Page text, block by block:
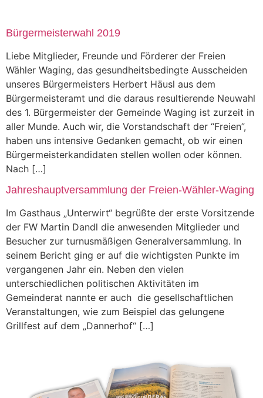
Bürgermeisterwahl 2019
Liebe Mitglieder, Freunde und Förderer der Freien
Wähler Waging, das gesundheitsbedingte Ausscheiden
unseres Bürgermeisters Herbert Häusl aus dem
Bürgermeisteramt und die daraus resultierende Neuwahl
des 1. Bürgermeister der Gemeinde Waging ist zurzeit in
aller Munde. Auch wir, die Vorstandschaft der “Freien”,
haben uns intensive Gedanken gemacht, ob wir einen
Bürgermeisterkandidaten stellen wollen oder können.
Nach […]
Jahreshauptversammlung der Freien-Wähler-Waging
Im Gasthaus „Unterwirt“ begrüßte der erste Vorsitzende
der FW Martin Dandl die anwesenden Mitglieder und
Besucher zur turnusmäßigen Generalversammlung. In
seinem Bericht ging er auf die wichtigsten Punkte im
vergangenen Jahr ein. Neben den vielen
unterschiedlichen politischen Aktivitäten im
Gemeinderat nannte er auch die gesellschaftlichen
Veranstaltungen, wie zum Beispiel das gelungene
Grillfest auf dem „Dannerhof“ […]